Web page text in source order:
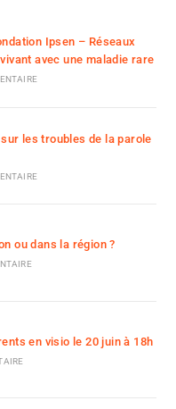
Ipsen – Réseaux
avec une maladie rare
les troubles de la parole
ou dans la région ?
en visio le 20 juin à 18h